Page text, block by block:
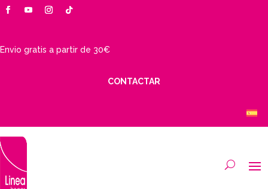
Envio gratis a partir de 30€
CONTACTAR